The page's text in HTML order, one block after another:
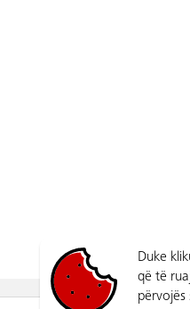
Duke
që të
përvojës